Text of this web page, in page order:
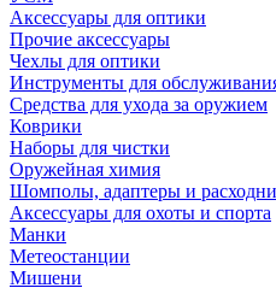
Аксессуары для оптики
Прочие аксессуары
Чехлы для оптики
Инструменты для
Средства для ухода за оружием
Коврики
Наборы для чистки
Оружейная химия
Шомполы, адаптеры и
Аксессуары для охоты и спорта
Манки
Метеостанции
Мишени